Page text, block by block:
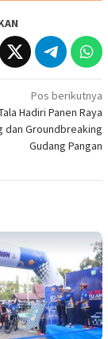
Pos berikutnya
Hadiri Panen Raya
dan Groundbreaking
Gudang Pangan